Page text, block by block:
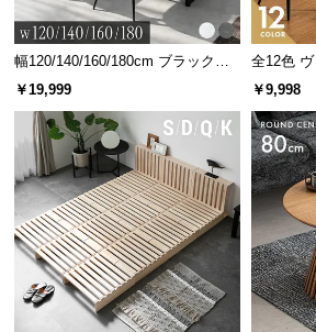
幅120/140/160/180cm ブラックフ
レーム ダイニング 大理石調 4人掛
￥19,999
全12色
ズシェル
￥9,998